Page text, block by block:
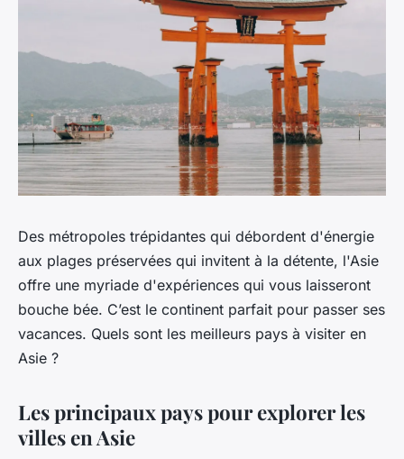
Des métropoles trépidantes qui débordent d'énergie
aux plages préservées qui invitent à la détente, l'Asie
offre une myriade d'expériences qui vous laisseront
bouche bée. C’est le continent parfait pour passer ses
vacances. Quels sont les meilleurs pays à visiter en
Asie ?
Les principaux pays pour explorer les
villes en Asie